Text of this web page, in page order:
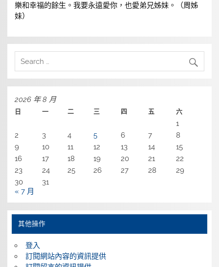
樂和幸福的餘生。我要永遠愛你，也愛弟兄姊妹。（周姊
妹）
2026 年 8 月
日 一 二 三 四 五 六
1
2
3 4 5 6 7
8
9
10 11 12 13 14
15
16
17 18 19 20 21
22
23
24 25 26 27 28
29
30
31
« 7 月
其他操作
登入
訂閱網站內容的資訊提供